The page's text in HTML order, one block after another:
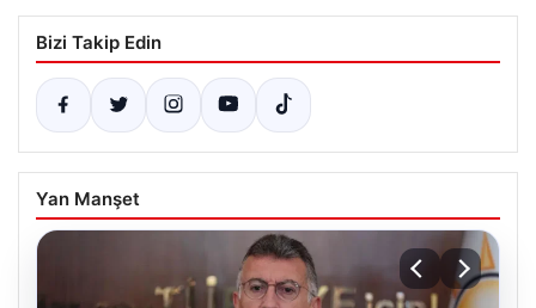
Bizi Takip Edin
Yan Manşet